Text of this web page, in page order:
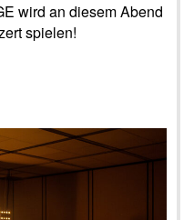
wird an diesem Abend
spielen!